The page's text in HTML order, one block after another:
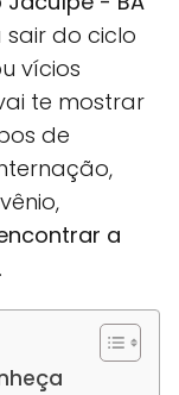
do ciclo
vícios
te mostrar
de
a